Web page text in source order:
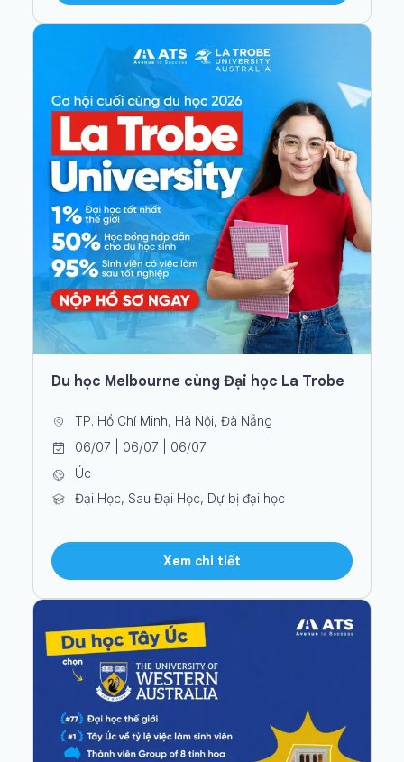
Du học Melbourne cùng Đại học La Trobe
TP. Hồ Chí Minh, Hà Nội, Đà Nẵng
06/07 | 06/07 | 06/07
Úc
Đại Học, Sau Đại Học, Dự bị đại học
Xem chi tiết